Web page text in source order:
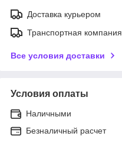
Доставка курьером
Транспортная компания
Все условия доставки
Условия оплаты
Наличными
Безналичный расчет